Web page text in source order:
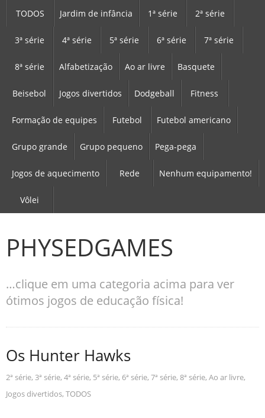
TODOS Jardim de infância 1ª série 2ª série
3ª série 4ª série 5ª série 6ª série 7ª série
8ª série Alfabetização Ao ar livre Basquete
Beisebol Jogos divertidos Dodgeball Fitness
Formação de equipes Futebol Futebol americano
Grupo grande Grupo pequeno Pega-pega
Jogos de aquecimento Rede Nenhum equipamento!
Vôlei
PHYSEDGAMES
…clique em uma categoria acima para ver
ótimos jogos de educação física!
Os Hunter Hawks
2ª série, 3ª série, 4ª série, 5ª série, 6ª série, 7ª série, 8ª série, Ao ar livre,
Jogos divertidos, TODOS